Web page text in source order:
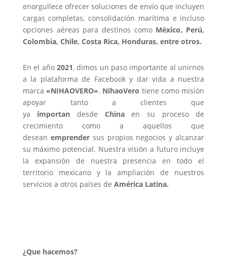
enorgullece ofrecer soluciones de envío que incluyen
cargas completas, consolidación marítima e incluso
opciones aéreas para destinos como México, Perú,
Colombia, Chile, Costa Rica, Honduras, entre otros.
En el año 2021, dimos un paso importante al unirnos
a la plataforma de Facebook y dar vida a nuestra
marca «NIHAOVERO». NihaoVero tiene como misión
apoyar tanto a clientes que
ya
importan desde China
en su proceso de
crecimiento como a aquellos que
desean emprender sus propios negocios y alcanzar
su máximo potencial. Nuestra visión a futuro incluye
la expansión de nuestra presencia en todo el
territorio mexicano y la ampliación de nuestros
servicios a otros países de América Latina.
¿Que hacemos?